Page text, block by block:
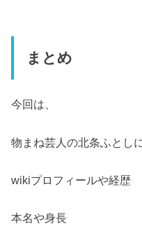
まとめ
今回は、
物まね芸人の北条ふとし
wikiプロフィールや経歴
本名や身長